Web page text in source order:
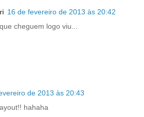
16 de fevereiro de 2013 às 20:42
cheguem logo viu...
de 2013 às 20:43
hahaha